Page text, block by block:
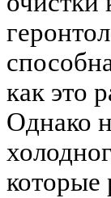
как это
Однако
которые